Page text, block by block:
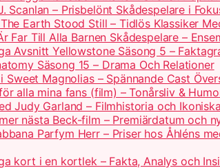
Scanlan – Prisbelönt Skådespelare i
Earth Stood Still – Tidlös Klassiker
Far Till Alla Barnen Skådespelare –
Avsnitt Yellowstone Säsong 5 –
Säsong 15 – Drama Och Relationer
Sweet Magnolias – Spännande Cast
alla mina fans (film) – Tonårsliv &
Judy Garland – Filmhistoria och
nästa Beck-film – Premiärdatum och
Parfym Herr – Priser hos Åhléns
kort i en kortlek – Fakta, Analys och